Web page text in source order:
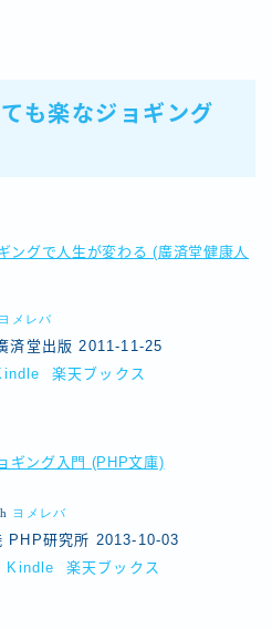
も楽なジョギング
ングで人生が変わる (廣済堂健康人
ヨメレバ
済堂出版 2011-11-25
楽天ブックス
ギング入門 (PHP文庫)
ヨメレバ
PHP研究所 2013-10-03
Kindle 楽天ブックス